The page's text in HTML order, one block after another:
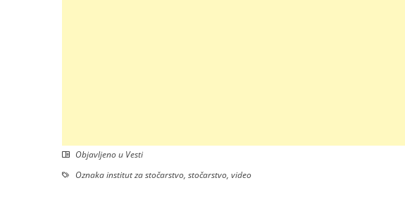
Objavljeno u Vesti
Oznakainstitut za stočarstvo, stočarstvo, video